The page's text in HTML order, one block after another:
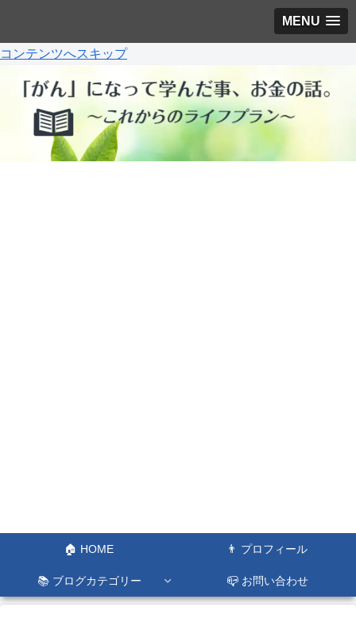
MENU
コンテンツへスキップ
🏠 HOME 👨 プロフィール
📚 ブログカテゴリー 📪 お問い合わせ